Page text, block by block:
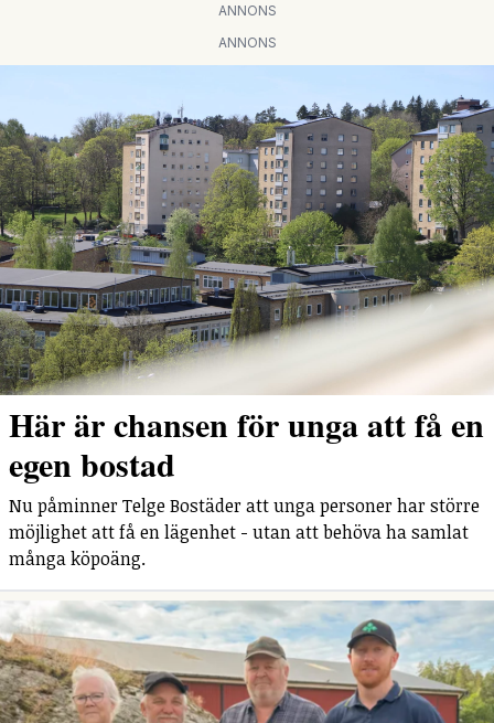
ANNONS
ANNONS
Här är chansen för unga att få en
egen bostad
Nu påminner Telge Bostäder att unga personer har större
möjlighet att få en lägenhet - utan att behöva ha samlat
många köpoäng.